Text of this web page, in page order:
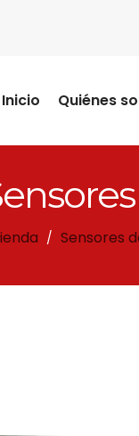
Inicio Quiénes
/ Sensores